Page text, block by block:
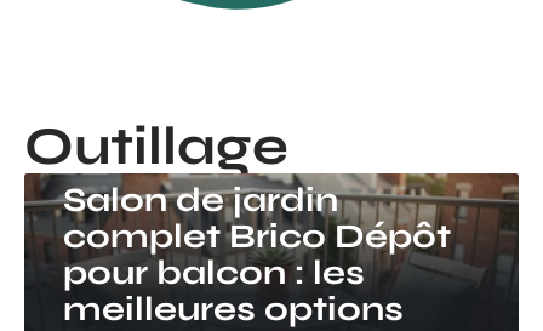
Outillage
OUTILLAGE
Salon de jardin
complet Brico Dépôt
pour balcon : les
meilleures options